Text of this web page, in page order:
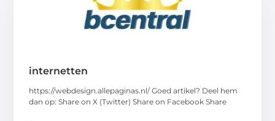
internetten
https://webdesign.allepaginas.nl/ Goed artikel? Deel hem
dan op: Share on X (Twitter) Share on Facebook Share